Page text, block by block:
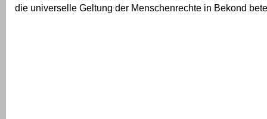
die universelle Geltung der Menschenrechte in Bekond